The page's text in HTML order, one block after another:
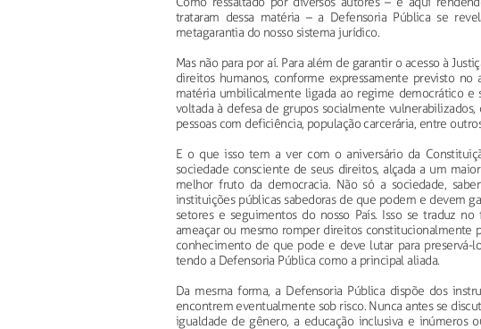
trataram dessa matéria – a Defensoria Pública se
metagarantia do nosso sistema jurídico.
Mas não para por aí. Para além de garantir o acesso à
direitos humanos, conforme expressamente previsto
matéria umbilicalmente ligada ao regime democrático
voltada à defesa de grupos socialmente
pessoas com deficiência, população carcerária, entre
E o que isso tem a ver com o aniversário da
sociedade consciente de seus direitos, alçada a um
melhor fruto da democracia. Não só a sociedade,
instituições públicas sabedoras de que podem e devem
setores e seguimentos do nosso País. Isso se traduz
ameaçar ou mesmo romper direitos constitucionalmente
conhecimento de que pode e deve lutar para preservá-
tendo a Defensoria Pública como a principal aliada.
Da mesma forma, a Defensoria Pública dispõe dos
encontrem eventualmente sob risco. Nunca antes se
igualdade de gênero, a educação inclusiva e inúmeros